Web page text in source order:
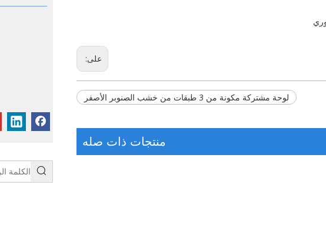
على:
لوحة مشتركة مكونة من 3 طبقات من خشب الصنوبر الأصفر
منتجات ذات صله